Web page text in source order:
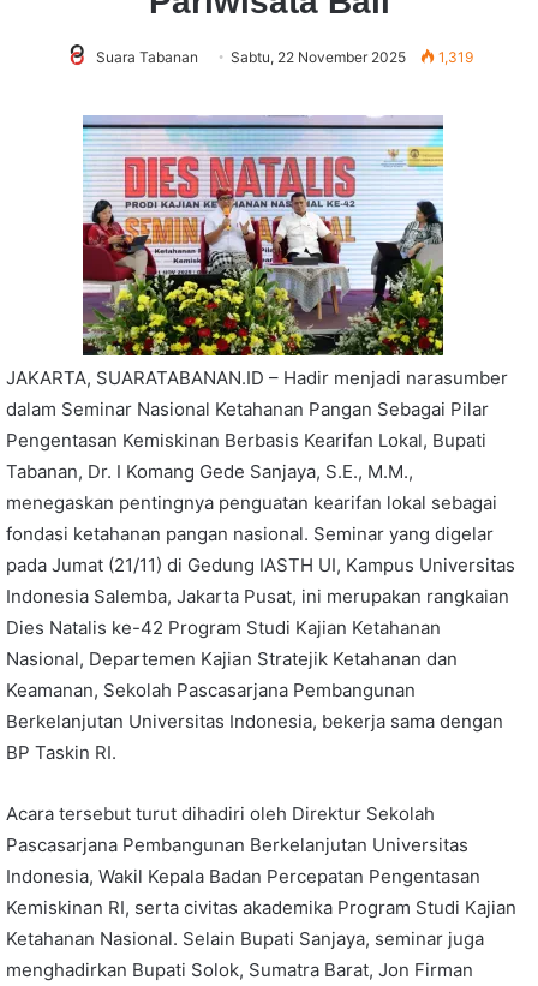
Suara Tabanan Sabtu, 22 November 2025 1,319
JAKARTA, SUARATABANAN.ID – Hadir menjadi narasumber
dalam Seminar Nasional Ketahanan Pangan Sebagai Pilar
Pengentasan Kemiskinan Berbasis Kearifan Lokal, Bupati
Tabanan, Dr. I Komang Gede Sanjaya, S.E., M.M.,
menegaskan pentingnya penguatan kearifan lokal sebagai
fondasi ketahanan pangan nasional. Seminar yang digelar
pada Jumat (21/11) di Gedung IASTH UI, Kampus Universitas
Indonesia Salemba, Jakarta Pusat, ini merupakan rangkaian
Dies Natalis ke-42 Program Studi Kajian Ketahanan
Nasional, Departemen Kajian Stratejik Ketahanan dan
Keamanan, Sekolah Pascasarjana Pembangunan
Berkelanjutan Universitas Indonesia, bekerja sama dengan
BP Taskin RI.
Acara tersebut turut dihadiri oleh Direktur Sekolah
Pascasarjana Pembangunan Berkelanjutan Universitas
Indonesia, Wakil Kepala Badan Percepatan Pengentasan
Kemiskinan RI, serta civitas akademika Program Studi Kajian
Ketahanan Nasional. Selain Bupati Sanjaya, seminar juga
menghadirkan Bupati Solok, Sumatra Barat, Jon Firman